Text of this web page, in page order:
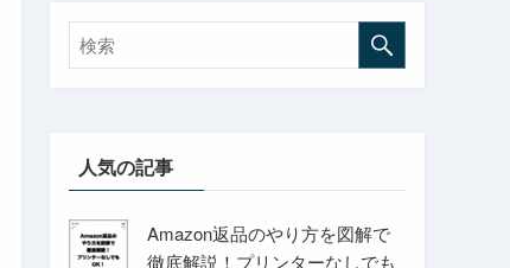
人気の記事
Amazon返品のやり方を図解で
徹底解説！プリンターなしでも